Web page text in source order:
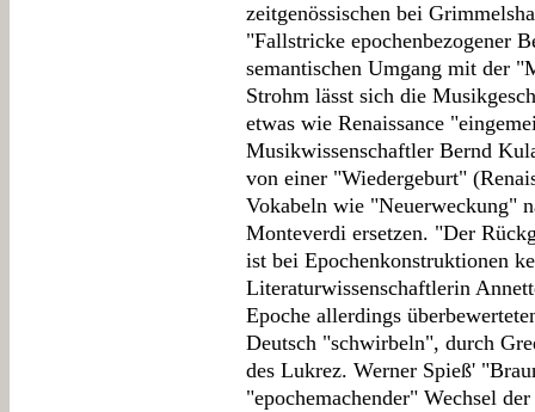
zeitgenössischen bei
"Fallstricke epochenbezogener
semantischen Umgang mit der
Strohm lässt sich die
etwas wie Renaissance
Musikwissenschaftler Bernd
von einer "Wiedergeburt"
Vokabeln wie "Neuerweckung"
Monteverdi ersetzen. "Der
ist bei Epochenkonstruktionen
Literaturwissenschaftlerin
Epoche allerdings
Deutsch "schwirbeln", durch
des Lukrez. Werner Spieß'
"epochemachender" Wechsel